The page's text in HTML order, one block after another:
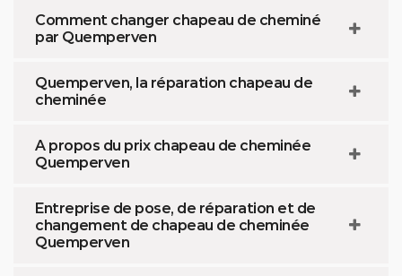
Comment changer chapeau de cheminé
par Quemperven
Quemperven, la réparation chapeau de
cheminée
A propos du prix chapeau de cheminée
Quemperven
Entreprise de pose, de réparation et de
changement de chapeau de cheminée
Quemperven